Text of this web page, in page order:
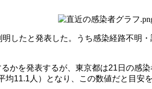
明したと発表した。うち感染経路不明・
かを発表するが、東京都は21 日の感
均11.1 人）となり、この数値だと目安